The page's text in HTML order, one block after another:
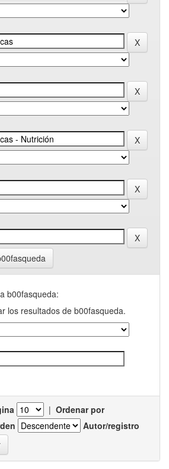
b00fasqueda:
los resultados de b00fasqueda.
| Ordenar por
Autor/registro